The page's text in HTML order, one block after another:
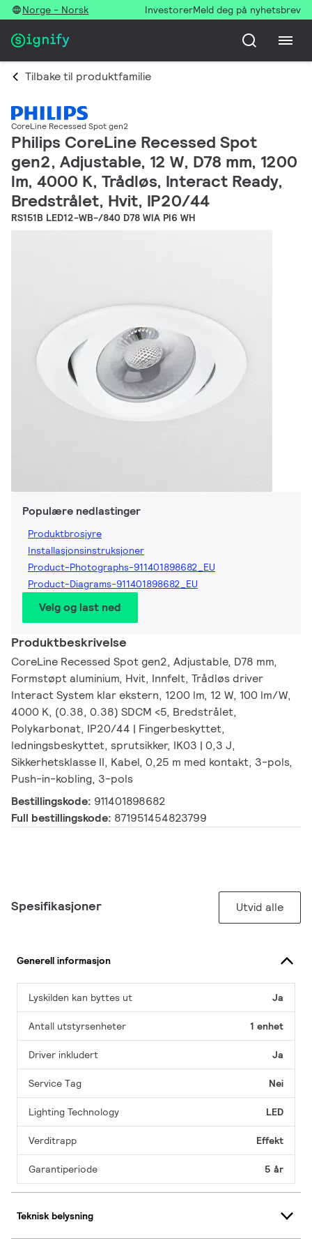
Norge - Norsk InvestorerMeld deg på nyhetsbrev
Tilbake til produktfamilie
CoreLine Recessed Spot gen2
Philips CoreLine Recessed Spot
gen2, Adjustable, 12 W, D78 mm, 1200
lm, 4000 K, Trådløs, Interact Ready,
Bredstrålet, Hvit, IP20/44
RS151B LED12-WB-/840 D78 WIA PI6 WH
Populære nedlastinger
Produktbrosjyre
Installasjonsinstruksjoner
Product-Photographs-911401898682_EU
Product-Diagrams-911401898682_EU
Velg og last ned
Produktbeskrivelse
CoreLine Recessed Spot gen2, Adjustable, D78 mm,
Formstøpt aluminium, Hvit, Innfelt, Trådløs driver
Interact System klar ekstern, 1200 lm, 12 W, 100 lm/W,
4000 K, (0.38, 0.38) SDCM <5, Bredstrålet,
Polykarbonat, IP20/44 | Fingerbeskyttet,
ledningsbeskyttet, sprutsikker, IK03 | 0,3 J,
Sikkerhetsklasse II, Kabel, 0,25 m med kontakt, 3-pols,
Push-in-kobling, 3-pols
Bestillingskode: 911401898682
Full bestillingskode: 871951454823799
Spesifikasjoner Utvid alle
Generell informasjon
Lyskilden kan byttes ut Ja
Antall utstyrsenheter 1 enhet
Driver inkludert Ja
Service Tag Nei
Lighting Technology LED
Verditrapp Effekt
Garantiperiode 5 år
Teknisk belysning